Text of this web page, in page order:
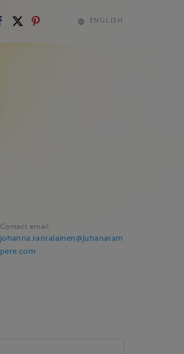
ENGLISH
Contact email
johanna.rantalainen@juhanatam
pere.com